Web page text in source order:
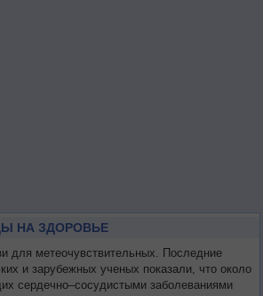
НА ЗДОРОВЬЕ
для метеочувствительных. Последние
и зарубежных ученых показали, что около
сердечно–сосудистыми заболеваниями